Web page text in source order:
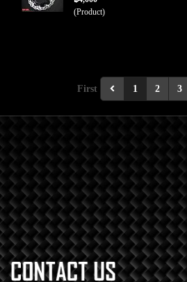
(Product)
First 1 2 3